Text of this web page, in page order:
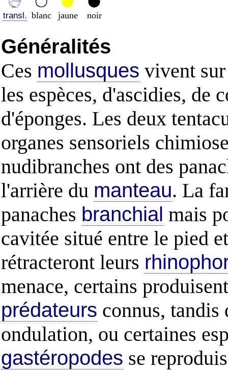
transl. blanc jaune noir
Généralités
Ces mollusques vivent
les espèces, d'ascidies, de
d'éponges. Les deux
organes sensoriels
nudibranches ont des
l'arrière du manteau. La
panaches branchial mais
cavitée situé entre le pied
rétracteront leurs
menace, certains
prédateurs connus, tandis
ondulation, ou certaines
gastéropodes se